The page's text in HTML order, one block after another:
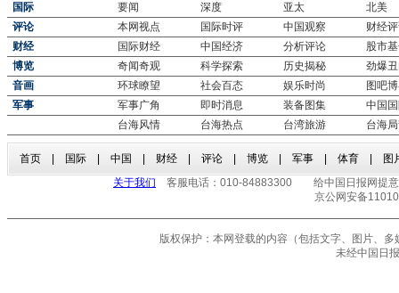
国际 要闻 深度 亚太
北美
评论
本网视点 国际时评 中国观察
财经
财经
国际财经 中国经济 分析评论
股市
博览
奇闻奇观 科学探索 历史揭秘
劲爆
音画
环球瞭望 社会百态 娱乐时尚
图吧
军事
军事广角 即时消息 装备图集
中国
台海风情
台海热点 台湾旅游 台海